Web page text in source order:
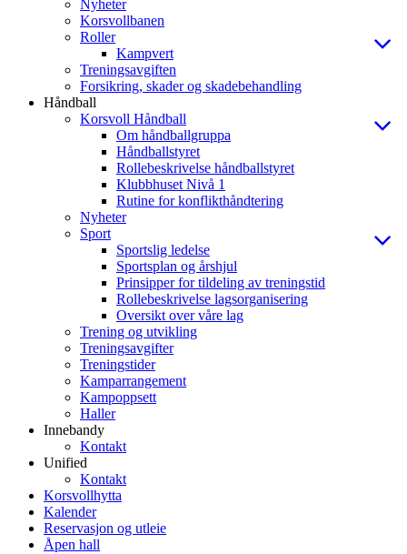
Nyheter
Korsvollbanen
Roller
Kampvert
Treningsavgiften
Forsikring, skader og skadebehandling
Håndball
Korsvoll Håndball
Om håndballgruppa
Håndballstyret
Rollebeskrivelse håndballstyret
Klubbhuset Nivå 1
Rutine for konflikthåndtering
Nyheter
Sport
Sportslig ledelse
Sportsplan og årshjul
Prinsipper for tildeling av treningstid
Rollebeskrivelse lagsorganisering
Oversikt over våre lag
Trening og utvikling
Treningsavgifter
Treningstider
Kamparrangement
Kampoppsett
Haller
Innebandy
Kontakt
Unified
Kontakt
Korsvollhytta
Kalender
Reservasjon og utleie
Åpen hall